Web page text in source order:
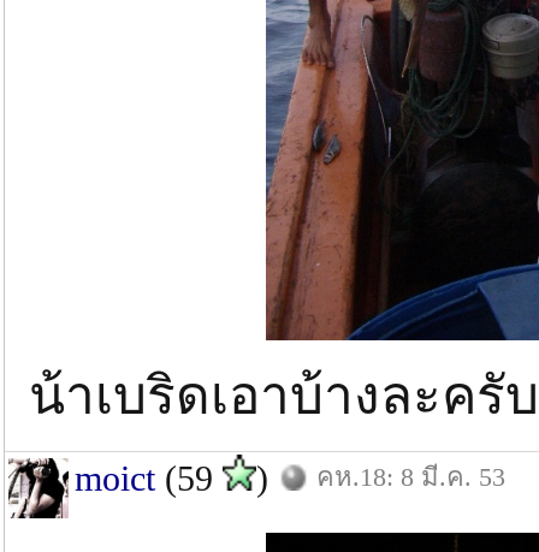
น้าเบริดเอาบ้างละครั
moict(59 ) คห.18: 8 มี.ค. 53